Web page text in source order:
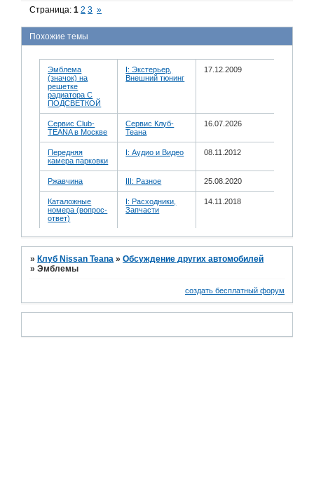
Страница:1 2 3 »
Похожие темы
Эмблема
(значок) на
решетке
радиатора С
ПОДСВЕТКОЙ
I: Экстерьер,
Внешний тюнинг
17.12.2009
Сервис Club-
TEANA в Москве
Сервис Клуб-
Теана
16.07.2026
Передняя
камера парковки
I: Аудио и Bидео 08.11.2012
Ржавчина III: Разное 25.08.2020
Каталожные
номера (вопрос-
ответ)
I: Расходники,
Запчасти
14.11.2018
»Клуб Nissan Teana »Обсуждение других автомобилей
»Эмблемы
создать бесплатный форум